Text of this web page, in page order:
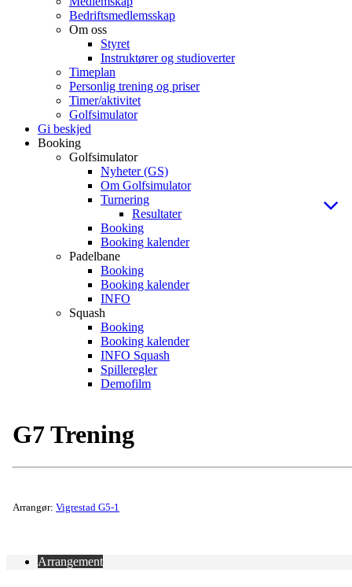
Bedriftsmedlemsskap
Om oss
Styret
Instruktører og studioverter
Timeplan
Personlig trening og priser
Timer/aktivitet
Golfsimulator
Gi beskjed
Booking
Golfsimulator
Nyheter (GS)
Om Golfsimulator
Turnering
Resultater
Booking
Booking kalender
Padelbane
Booking
Booking kalender
INFO
Squash
Booking
Booking kalender
INFO Squash
Spilleregler
Demofilm
G7 Trening
Arrangør: Vigrestad G5-1
Arrangement